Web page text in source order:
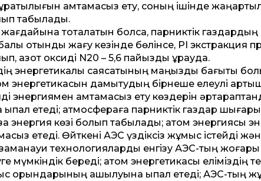
қамтамасыз ету, соның ішінде
табылады.
тоқталатын болсақ, парниктік газдардың
отынды жағу кезінде бөлінсе, PI экстракция
азот оксиді N20 – 5,6 пайызды құрауда.
энергетикалық саясатының маңызды бағыты
энергетикасын дамытудың бірнеше елеулі
энергиямен қамтамасыз ету көздерін
ықпал етеді; атмосфераға парниктік газдар
энергия көзі болып табылады; атом энергиясы
етеді. Өйткені АЭС үздіксіз жұмыс істейді
технологияларды енгізу АЭС-тың жоғары
мүмкіндік береді; атом энергетикасы еліміздің
ашылуына ықпал етеді; АЭС-тың